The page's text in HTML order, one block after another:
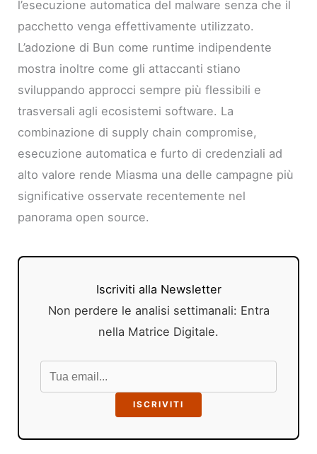
l’esecuzione automatica del malware senza che il
pacchetto venga effettivamente utilizzato.
L’adozione di Bun come runtime indipendente
mostra inoltre come gli attaccanti stiano
sviluppando approcci sempre più flessibili e
trasversali agli ecosistemi software. La
combinazione di supply chain compromise,
esecuzione automatica e furto di credenziali ad
alto valore rende Miasma una delle campagne più
significative osservate recentemente nel
panorama open source.
Iscriviti alla Newsletter
Non perdere le analisi settimanali: Entra
nella Matrice Digitale.
ISCRIVITI